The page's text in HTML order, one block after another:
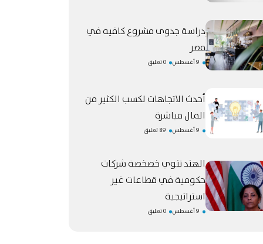
دراسة جدوى مشروع كافيه في
مصر
9 أغسطس 0 تعليق
أحدث الاتجاهات لكسب الكثير من
المال مباشرة
9 أغسطس 89 تعليق
الهند تنوي خصخصة شركات
حكومية في قطاعات غير
استراتيجية
9 أغسطس 0 تعليق